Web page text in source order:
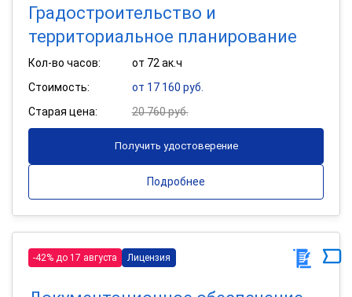
Градостроительство и
территориальное планирование
Кол-во часов:
от 72 ак.ч
Стоимость:
от 17 160 руб.
Старая цена:
20 760 руб.
Получить удостоверение
Подробнее
-42% до 17 августа Лицензия